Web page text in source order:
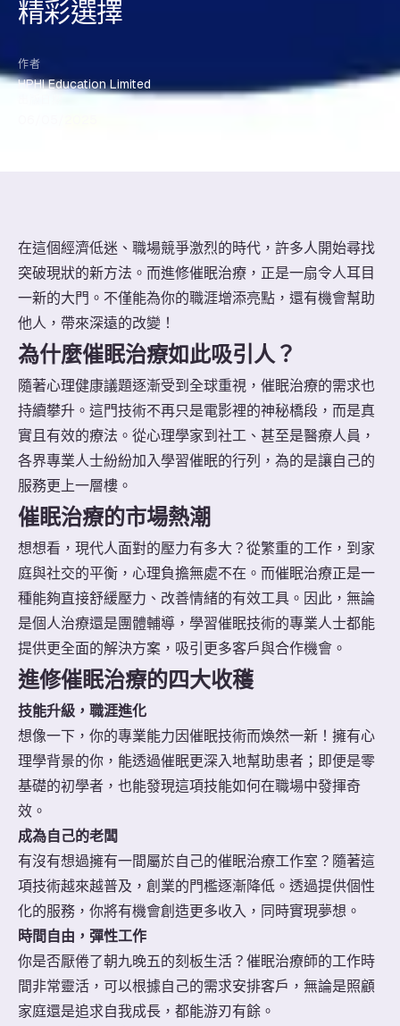
精彩選擇
作者
HPHI Education Limited
在這個經濟低迷、職場競爭激烈的時代，許多人開始尋找
突破現狀的新方法。而進修催眠治療，正是一扇令人耳目
一新的大門。不僅能為你的職涯增添亮點，還有機會幫助
他人，帶來深遠的改變！
為什麼催眠治療如此吸引人？
隨著心理健康議題逐漸受到全球重視，催眠治療的需求也
持續攀升。這門技術不再只是電影裡的神秘橋段，而是真
實且有效的療法。從心理學家到社工、甚至是醫療人員，
各界專業人士紛紛加入學習催眠的行列，為的是讓自己的
服務更上一層樓。
催眠治療的市場熱潮
想想看，現代人面對的壓力有多大？從繁重的工作，到家
庭與社交的平衡，心理負擔無處不在。而催眠治療正是一
種能夠直接舒緩壓力、改善情緒的有效工具。因此，無論
是個人治療還是團體輔導，學習催眠技術的專業人士都能
提供更全面的解決方案，吸引更多客戶與合作機會。
進修催眠治療的四大收穫
技能升級，職涯進化
想像一下，你的專業能力因催眠技術而煥然一新！擁有心
理學背景的你，能透過催眠更深入地幫助患者；即便是零
基礎的初學者，也能發現這項技能如何在職場中發揮奇
效。
成為自己的老闆
有沒有想過擁有一間屬於自己的催眠治療工作室？隨著這
項技術越來越普及，創業的門檻逐漸降低。透過提供個性
化的服務，你將有機會創造更多收入，同時實現夢想。
時間自由，彈性工作
你是否厭倦了朝九晚五的刻板生活？催眠治療師的工作時
間非常靈活，可以根據自己的需求安排客戶，無論是照顧
家庭還是追求自我成長，都能游刃有餘。